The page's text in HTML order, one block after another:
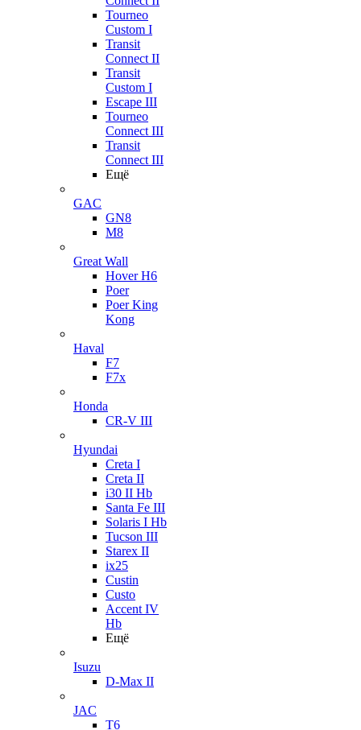
Tourneo
Custom I
Transit
Connect II
Transit
Custom I
Escape III
Tourneo
Connect III
Transit
Connect III
Ещё
GAC
GN8
M8
Great Wall
Hover H6
Poer
Poer King
Kong
Haval
F7
F7x
Honda
CR-V III
Hyundai
Creta I
Creta II
i30 II Hb
Santa Fe III
Solaris I Hb
Tucson III
Starex II
ix25
Custin
Custo
Accent IV
Hb
Ещё
Isuzu
D-Max II
JAC
T6